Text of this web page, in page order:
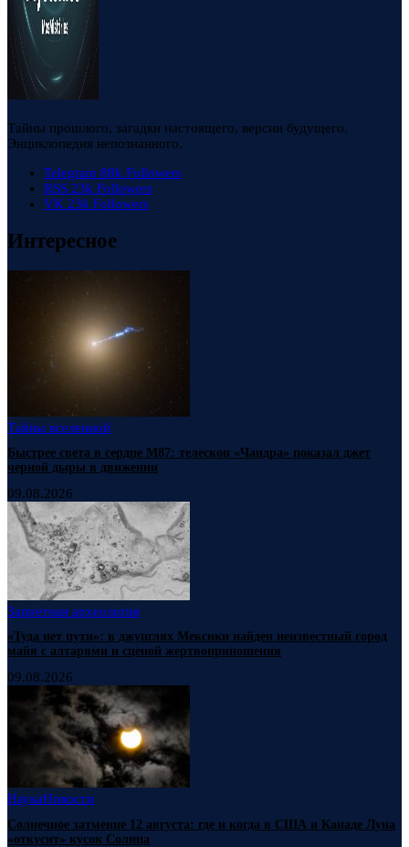
Тайны прошлого, загадки настоящего, версии будущего.
Энциклопедия непознанного.
Telegram 88k Followers
RSS 23k Followers
VK 23k Followers
Интересное
Тайны вселенной
Быстрее света в сердце М87: телескоп «Чандра» показал джет
черной дыры в движении
09.08.2026
Запретная археология
«Туда нет пути»: в джунглях Мексики найден неизвестный город
майя с алтарями и сценой жертвоприношения
09.08.2026
НаукаНовости
Солнечное затмение 12 августа: где и когда в США и Канаде Луна
«откусит» кусок Солнца